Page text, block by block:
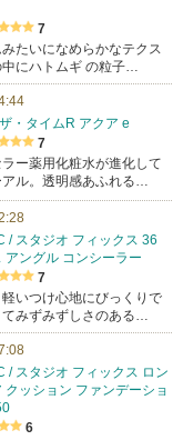
7
たいになめらかなテクス
中にハトムギ の粒子…
・タイムR アクア e
7
ラー薬用化粧水が進化して
アル。透明感あふれる…
/ スタジオ フィックス 36
アングル コンシーラー
7
軽いつけ心地にびっくりで
てみずみずしさのある…
/ スタジオ フィックス ロン
クッション ファンデーショ
6